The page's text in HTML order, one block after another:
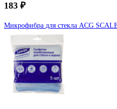
183 ₽
Микрофибра для стекла ACG